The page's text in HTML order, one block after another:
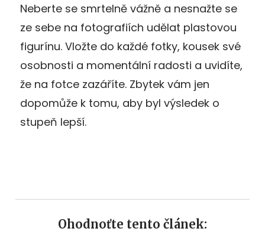
Neberte se smrtelně vážně a nesnažte se
ze sebe na fotografiích udělat plastovou
figurínu. Vložte do každé fotky, kousek své
osobnosti a momentální radosti a uvidíte,
že na fotce zazáříte. Zbytek vám jen
dopomůže k tomu, aby byl výsledek o
stupeň lepší.
Ohodnoťte tento článek: